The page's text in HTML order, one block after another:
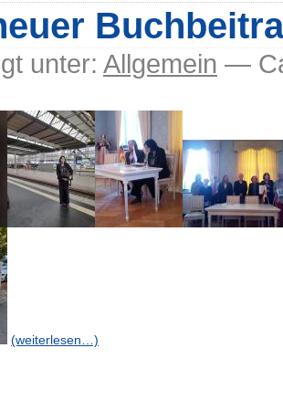
unter: Allgemein —
(weiterlesen…)